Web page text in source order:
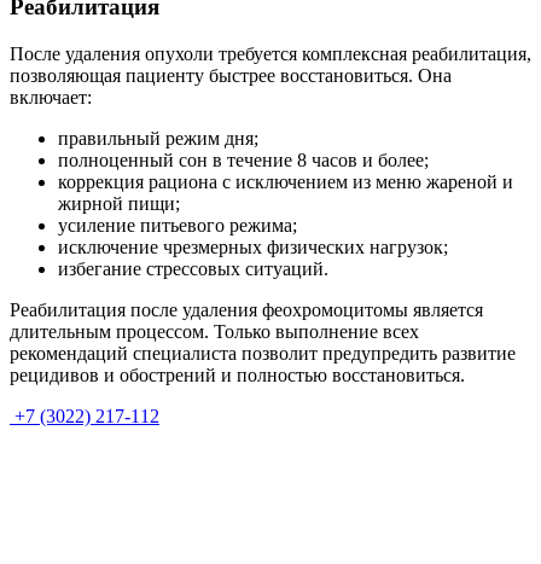
Реабилитация
После удаления опухоли требуется комплексная реабилитация,
позволяющая пациенту быстрее восстановиться. Она
включает:
правильный режим дня;
полноценный сон в течение 8 часов и более;
коррекция рациона с исключением из меню жареной и
жирной пищи;
усиление питьевого режима;
исключение чрезмерных физических нагрузок;
избегание стрессовых ситуаций.
Реабилитация после удаления феохромоцитомы является
длительным процессом. Только выполнение всех
рекомендаций специалиста позволит предупредить развитие
рецидивов и обострений и полностью восстановиться.
+7 (3022) 217-112